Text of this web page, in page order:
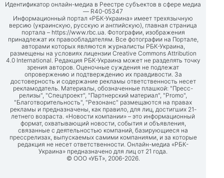
Идентификатор онлайн-медиа в Реестре субъектов в сфере медиа
— R40-05347
Информационный портал «РБК-Украина» имеет трехязычную
версию (украинскую, русскую и английскую), главная страница
портала – https://www.rbc.ua. Фотографии, изображения
принадлежат их правообладателям. Все фотографии на Портале,
авторами которых являются журналисты РБК-Украина,
размещены на условиях лицензии Creative Commons Attribution
4.0 International. Редакция РБК-Украина может не разделять точку
зрения авторов. Оценочные суждения не подлежат
опровержению и подтверждению их правдивости. За
достоверность и содержание рекламы ответственность несет
рекламодатель. Материалы, обозначенные плашкой: "Пресс-
релизы", "Спецпроект", "Партнерский материал", "Promo",
"Благотворительность", "Резонанс" размещаются на правах
рекламы и предназначены, как правило, для лиц, достигших 21-
летнего возраста. «Новости компании» – это информационный
формат, охватывающий новости, события и объявления,
связанные с деятельностью компаний, базирующиеся на
прессрелизах, выпускаемых самими компаниями, и за которые
редакция не несет ответственности. Онлайн-медиа «РБК-
Украина» предназначено для лиц от 21 года.
© ООО «УБТ», 2006-2026.